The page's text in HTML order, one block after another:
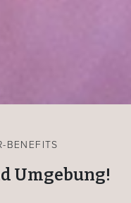
BENEFITS
Umgebung!